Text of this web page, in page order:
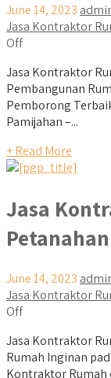
June 14, 2023
Jasa Kontraktor
Off
Jasa Kontraktor
Pembangunan
Pemborong
Pamijahan –...
+ Read More
Jasa
Petanahan
June 14, 2023
Jasa Kontraktor
Off
Jasa Kontraktor
Rumah Inginan
Kontraktor Rumah